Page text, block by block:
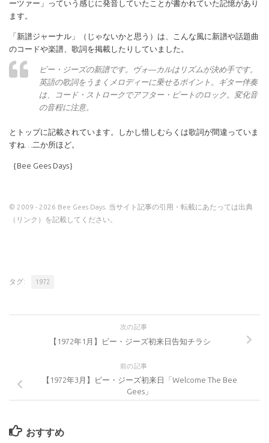
ーツァー」っていう感じに発音していたことが書かれていた記憶があり
ます。
「新譜ジャーナル」（じゃないかと思う）は、こんな風に新譜や話題曲
のコードや楽譜、歌詞を掲載したりしていました。
ビー・ジーズの新譜です。ヴォ―カルはリズムが決め手です。
英語の歌詞をうまくメロディーに乗せるポイント。ギター伴奏
は、コード・ストロークでアフター・ビートのロック。変化音
の音程に注意。
とトップに記載されています。しかし惜しむらくは歌詞が間違っていま
すね…二か所ほど。
｛Bee Gees Days｝
© 2009 - 2026 Bee Gees Days. 当サイト記事の引用・転載にあたっては出典
（リンク）を記載してください。
タグ: 1972
次の記事
【1972年1月】ビー・ジーズ初来日告知チラシ
前の記事
【1972年3月】ビー・ジーズ初来日「Welcome The Bee
Gees」
おすすめ